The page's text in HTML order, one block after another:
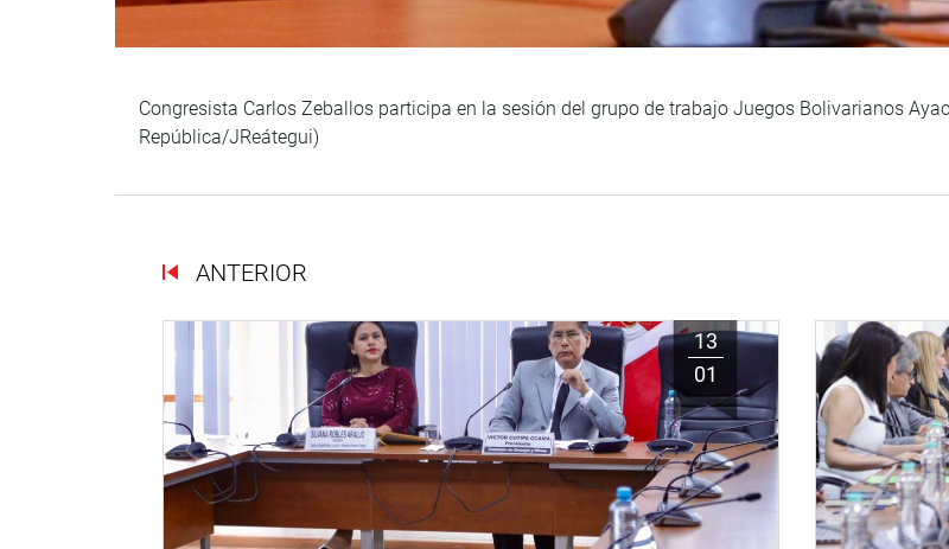
Congresista Carlos Zeballos participa en la sesión del grupo de trabajo Juegos Bolivarianos
República/JReátegui)
ANTERIOR
13
01